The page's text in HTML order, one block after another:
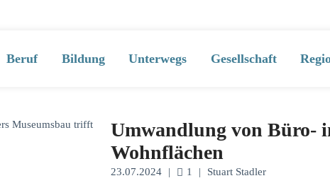
Beruf Bildung Unterwegs Gesellschaft
Umwandlung von Büro-
Wohnflächen
23.07.2024 | 1 | Stuart Stadler